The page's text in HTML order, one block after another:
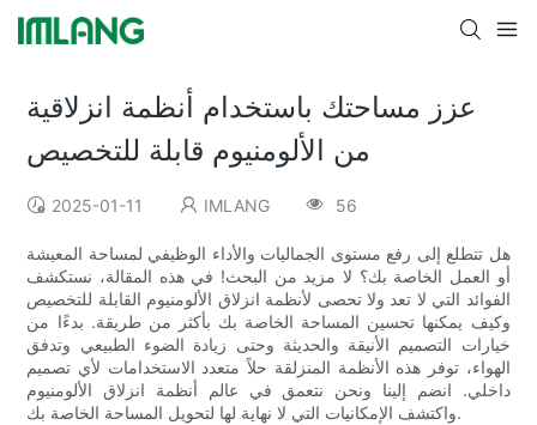
عزز مساحتك باستخدام أنظمة انزلاقية
من الألومنيوم قابلة للتخصيص
2025-01-11 IMLANG 56
هل تتطلع إلى رفع مستوى الجماليات والأداء الوظيفي لمساحة المعيشة
أو العمل الخاصة بك؟ لا مزيد من البحث! في هذه المقالة، نستكشف
الفوائد التي لا تعد ولا تحصى لأنظمة انزلاق الألومنيوم القابلة للتخصيص
وكيف يمكنها تحسين المساحة الخاصة بك بأكثر من طريقة. بدءًا من
خيارات التصميم الأنيقة والحديثة وحتى زيادة الضوء الطبيعي وتدفق
الهواء، توفر هذه الأنظمة المنزلقة حلاً متعدد الاستخدامات لأي تصميم
داخلي. انضم إلينا ونحن نتعمق في عالم أنظمة انزلاق الألومنيوم
واكتشف الإمكانيات التي لا نهاية لها لتحويل المساحة الخاصة بك.